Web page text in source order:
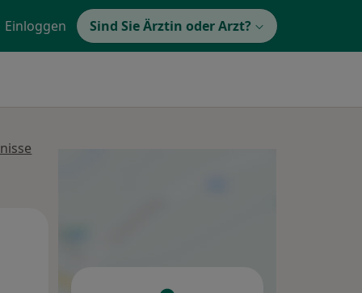
Einloggen Sind Sie Ärztin oder Arzt?